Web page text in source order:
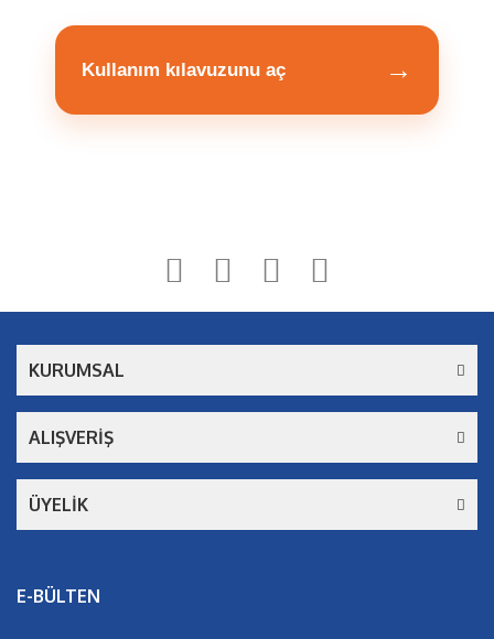
Kullanım kılavuzunu aç →
KURUMSAL
ALIŞVERİŞ
ÜYELİK
E-BÜLTEN